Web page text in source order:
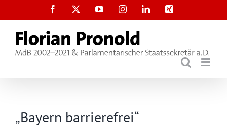
Facebook YouTubeInstagramLinkedInXing
„Bayern barrierefrei“